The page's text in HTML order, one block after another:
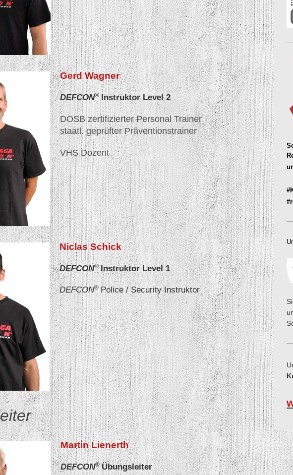
Gerd Wagner
DEFCON® Instruktor Level 2
DOSB zertifizierter Personal Trainer
staatl. geprüfter Präventionstrainer
VHS Dozent
Niclas Schick
DEFCON® Instruktor Level 1
DEFCON® Police / SecurityInstruktor
Martin Lienerth
DEFCON® Übungsleiter